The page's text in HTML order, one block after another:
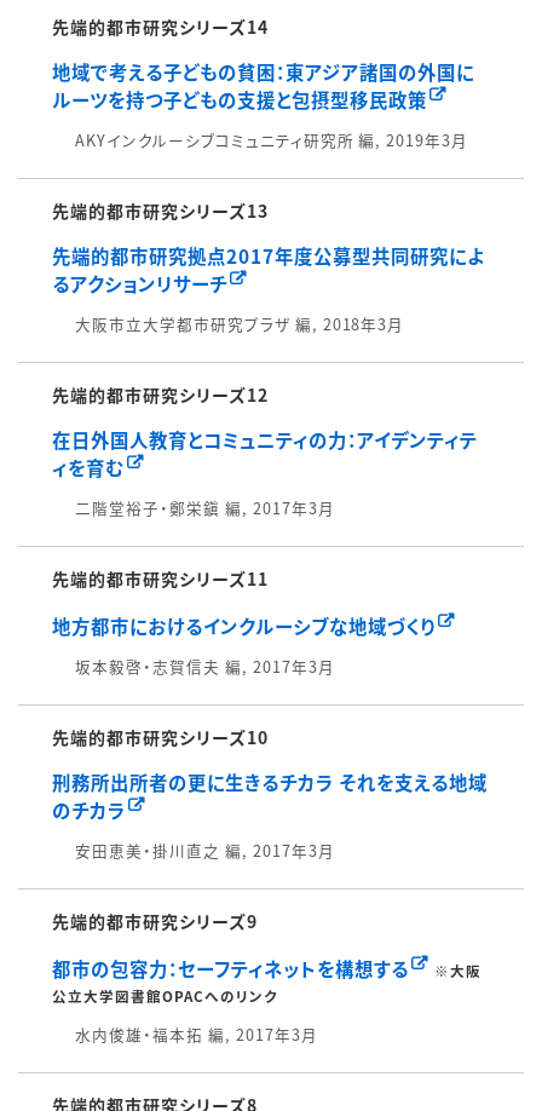
先端的都市研究シリーズ14
地域で考える子どもの貧困：東アジア諸国の外国に
ルーツを持つ子どもの支援と包摂型移民政策
AKYインクルーシブコミュニティ研究所 編, 2019年3月
先端的都市研究シリーズ13
先端的都市研究拠点2017年度公募型共同研究によ
るアクションリサーチ
大阪市立大学都市研究プラザ 編, 2018年3月
先端的都市研究シリーズ12
在日外国人教育とコミュニティの力：アイデンティテ
ィを育む
二階堂裕子・鄭栄鎭 編, 2017年3月
先端的都市研究シリーズ11
地方都市におけるインクルーシブな地域づくり
坂本毅啓・志賀信夫 編, 2017年3月
先端的都市研究シリーズ10
刑務所出所者の更に生きるチカラ それを支える地域
のチカラ
安田恵美・掛川直之 編, 2017年3月
先端的都市研究シリーズ9
都市の包容力：セーフティネットを構想する
※大阪
公立大学図書館OPACへのリンク
水内俊雄・福本拓 編, 2017年3月
先端的都市研究シリーズ8